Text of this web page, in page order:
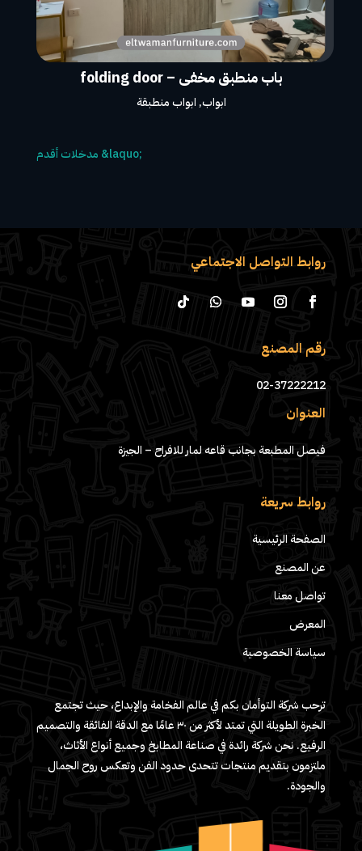
باب منطبق مخفى – folding door
ابواب, ابواب منطبقة
روابط التواصل الاجتماعي
رقم المصنع
02-37222212
العنوان
فيصل المطبعة بجانب قاعه لمار للافراح – الجيزة
روابط سريعة
الصفحة الرئيسية
عن المصنع
تواصل معنا
المعرض
سياسة الخصوصية
ترحب شركة التوأمان بكم في عالم الفخامة والإبداع، حيث تجتمع
الخبرة الطويلة التي تمتد لأكثر من ٣٠ عامًا مع الدقة الفائقة والتصميم
الرفيع. نحن شركة رائدة في صناعة المطابخ وجميع أنواع الأثاث،
ملتزمون بتقديم منتجات تتحدى حدود الفن وتعكس روح الجمال
والجودة.